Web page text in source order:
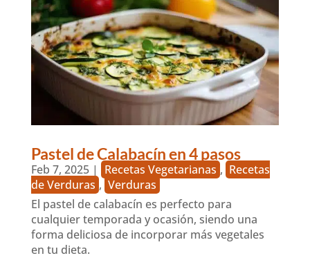
Pastel de Calabacín en 4 pasos
Feb 7, 2025| Recetas Vegetarianas , Recetas
de Verduras , Verduras
El pastel de calabacín es perfecto para
cualquier temporada y ocasión, siendo una
forma deliciosa de incorporar más vegetales
en tu dieta.